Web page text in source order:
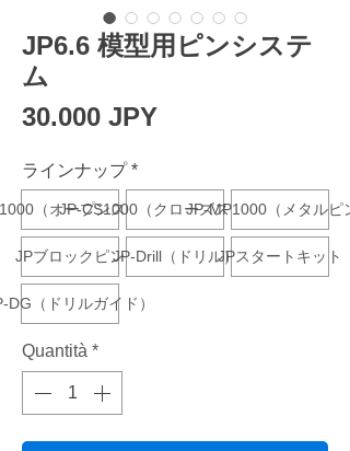
JP6.6 模型用ピンシステ
ム
30.000 JPYPrezzo
ラインナップ *
（オープンスリーブ）
JP-CS1000（クローズスリーブ）
JP-MP1000（メタルピ
JPブロックピンJP-Drill（ドリル）JPスタートキット
DG（ドリルガイド）
Quantità *